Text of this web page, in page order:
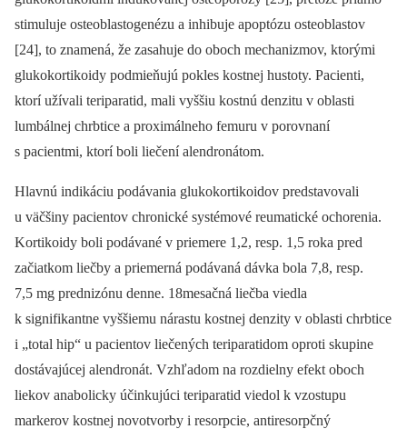
stimuluje osteoblastogenézu a inhibuje apoptózu osteoblastov
[24], to znamená, že zasahuje do oboch mechanizmov, ktorými
glukokortikoidy podmieňujú pokles kostnej hustoty. Pacienti,
ktorí užívali teriparatid, mali vyššiu kostnú denzitu v oblasti
lumbálnej chrbtice a proximálneho femuru v porovnaní
s pacientmi, ktorí boli liečení alendronátom.
Hlavnú indikáciu podávania glukokortikoidov predstavovali
u väčšiny pacientov chronické sy­stémové reumatické ochorenia.
Kortikoidy boli podávané v priemere 1,2, resp. 1,5 roka pred
začiatkom liečby a priemerná podávaná dávka bola 7,8, resp.
7,5 mg prednizónu denne. 18mesačná liečba viedla
k signifikantne vyššiemu nárastu kostnej denzity v oblasti chrbtice
i „total hip“ u pacientov liečených teriparatidom oproti skupine
dostávajúcej alendronát. Vzhľadom na rozdielny efekt oboch
liekov anabolicky účinkujúci teriparatid viedol k vzostupu
markerov kostnej novotvorby i resorpcie, antiresorpčný